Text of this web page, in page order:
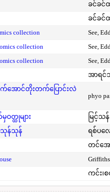
ခင်ခင်
ခင်ခင်
collection
See,
collection
See,
collection
See,
အာရင်
ောင်တိုးတက်ပြောင်းလဲ
phyo
တ္ထုများ
မြင့်သန်
သုန်သုန်
ရစ်ပလ
တင်အေ
ကင်း၊